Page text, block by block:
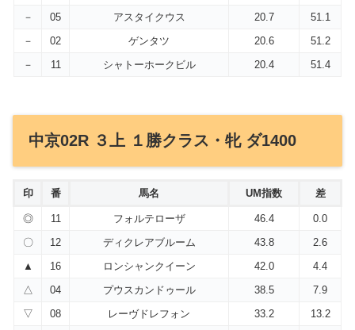
－
05 アスタイクウス 20.7
51.1
－
02 ゲンタツ 20.6
51.2
－
11 シャトーホークビル 20.4 51.4
中京02R ３上 １勝クラス・牝 ダ1400
印 番 馬名 UM指数 差
◎ 11 フォルテローザ 46.4
0.0
〇
12 ディクレアブルーム 43.8
2.6
▲
16 ロンシャンクイーン 42.0
4.4
△
04 プウスカンドゥール 38.5
7.9
▽
08 レーヴドレフォン 33.2
13.2